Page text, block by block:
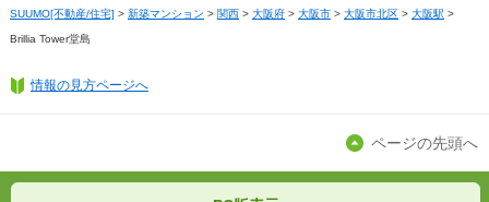
※建築条件付き土地とは、その土地に建築する建物の建築請負契約が、一定期間内に成立する
ことを条件として売買される土地のことをいいます。建築請負契約成立に向けて設計プランを
協議するため、土地購入者が自己の希望する建物の設計協議をするために必要な相当の期間の
負契約が成立しない場合、土地売買契約は白紙に戻り、土地契約にかかった代金（土地代金、
※課税対象物件の「価格」や「費用等」は消費税込みの「総額表示」で統一しています。
表示されておりません。
※取引にかかる費用：物件の契約手続き、決済、引き渡し時にかかる費用を表示しています。
SUUMO[不動産/住宅] > 新築マンション > 関西 > 大阪府 > 大阪市 > 大阪市北区 > 大阪駅 >
Brillia Tower堂島
情報の見方ページへ
ページの先頭へ